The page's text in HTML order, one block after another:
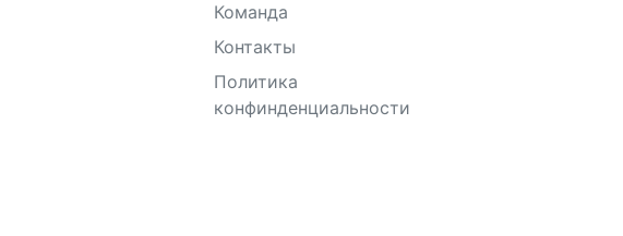
Команда
Контакты
Политика
конфинденциальности